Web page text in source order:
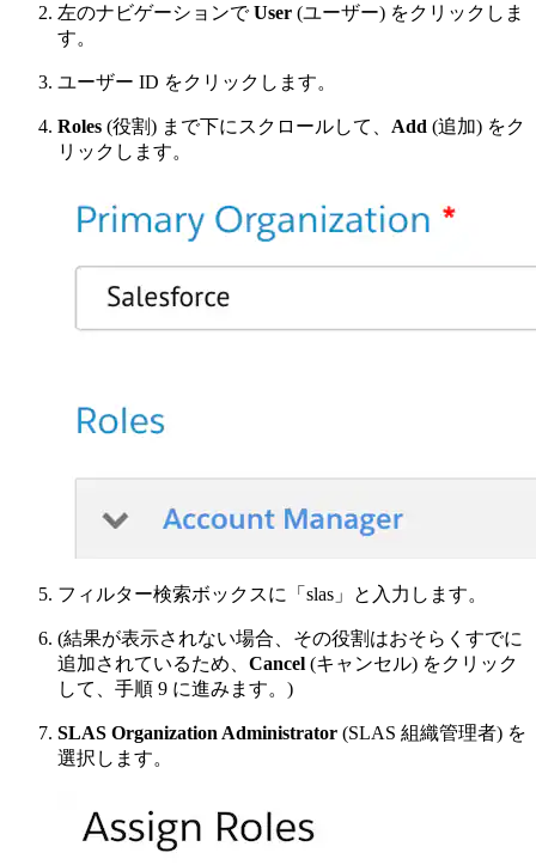
左のナビゲーションでUser (ユーザー) をクリックしま
す。
ユーザー ID をクリックします。
Roles (役割) まで下にスクロールして、 Add (追加) をク
リックします。
フィルター検索ボックスに「slas」と入力します。
(結果が表示されない場合、その役割はおそらくすでに
追加されているため、 Cancel (キャンセル) をクリック
して、手順 9 に進みます。)
SLAS Organization Administrator (SLAS 組織管理者) を
選択します。